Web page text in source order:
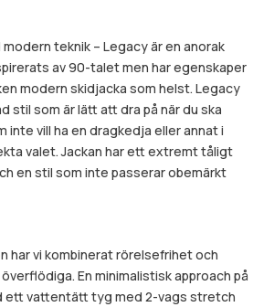
teknik – Legacy är en anorak
av 90-talet men har egenskaper
modern skidjacka som helst. Legacy
stil som är lätt att dra på när du ska
inte vill ha en dragkedja eller annat i
valet. Jackan har ett extremt tåligt
en stil som inte passerar obemärkt
har vi kombinerat rörelsefrihet och
En minimalistisk approach på
ett vattentätt tyg med 2-vags stretch